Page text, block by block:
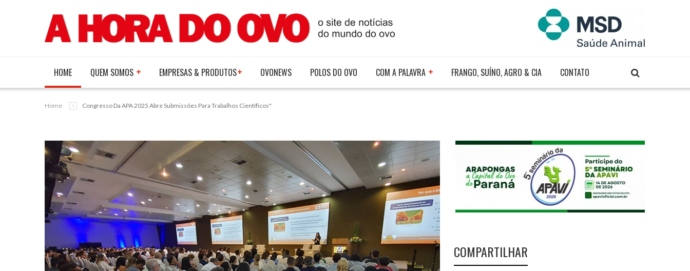
HOME QUEM SOMOS EMPRESAS & PRODUTOS OVONEWS POLOS DO OVO COM A PALAVRA FRANGO, SUÍNO, AGRO & CIA CONTATO
Home Congresso Da APA 2025 Abre Submissões Para Trabalhos Científicos"
COMPARTILHAR